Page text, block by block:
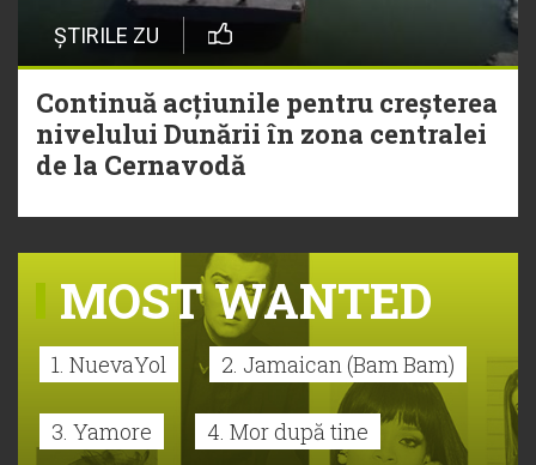
ȘTIRILE ZU
Continuă acțiunile pentru creșterea
nivelului Dunării în zona centralei
de la Cernavodă
MOST WANTED
1. NuevaYol 2. Jamaican (Bam Bam)
3. Yamore 4. Mor după tine